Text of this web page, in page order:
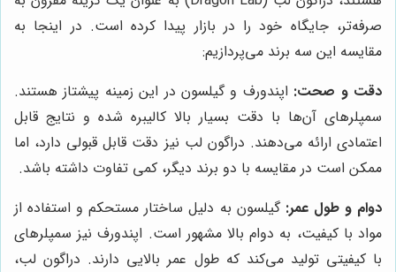
صرفه‌تر، جایگاه خود را در بازار پیدا کرده است. در اینجا به
مقایسه این سه برند می‌پردازیم:
دقت و صحت: اپندورف و گیلسون در این زمینه پیشتاز هستند.
سمپلرهای آن‌ها با دقت بسیار بالا کالیبره شده و نتایج قابل
اعتمادی ارائه می‌دهند. دراگون لب نیز دقت قابل قبولی دارد، اما
ممکن است در مقایسه با دو برند دیگر، کمی تفاوت داشته باشد.
دوام و طول عمر: گیلسون به دلیل ساختار مستحکم و استفاده از
مواد با کیفیت، به دوام بالا مشهور است. اپندورف نیز سمپلرهای
با کیفیتی تولید می‌کند که طول عمر بالایی دارند. دراگون لب،